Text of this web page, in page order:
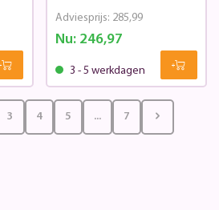
Nu: 246,97
Adviesprijs: 285,99
3 - 5 werkdagen
3 4 5 ... 7